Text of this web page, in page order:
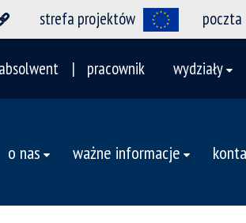
strefa projektów poczta
absolwent pracownik wydziały
o nas ważne informacje